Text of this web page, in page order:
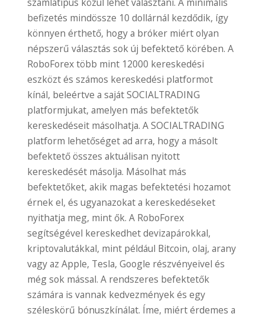
befizetés mindössze 10 dollárnál kezdődik, így
könnyen érthető, hogy a bróker miért olyan
népszerű választás sok új befektető körében. A
RoboForex több mint 12000 kereskedési
eszközt és számos kereskedési platformot
kínál, beleértve a saját SOCIALTRADING
platformjukat, amelyen más befektetők
kereskedéseit másolhatja. A SOCIALTRADING
platform lehetőséget ad arra, hogy a másolt
befektető összes aktuálisan nyitott
kereskedését másolja. Másolhat más
befektetőket, akik magas befektetési hozamot
érnek el, és ugyanazokat a kereskedéseket
nyithatja meg, mint ők. A RoboForex
segítségével kereskedhet devizapárokkal,
kriptovalutákkal, mint például Bitcoin, olaj, arany
vagy az Apple, Tesla, Google részvényeivel és
még sok mással. A rendszeres befektetők
számára is vannak kedvezmények és egy
széleskörű bónuszkínálat. Íme, miért érdemes a